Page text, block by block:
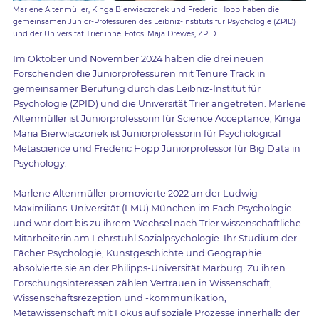
Marlene Altenmüller, Kinga Bierwiaczonek und Frederic Hopp haben die
gemeinsamen Junior-Professuren des Leibniz-Instituts für Psychologie (ZPID)
und der Universität Trier inne. Fotos: Maja Drewes, ZPID
Im Oktober und November 2024 haben die drei neuen
Forschenden die Juniorprofessuren mit Tenure Track in
gemeinsamer Berufung durch das Leibniz-Institut für
Psychologie (ZPID) und die Universität Trier angetreten. Marlene
Altenmüller ist Juniorprofessorin für Science Acceptance, Kinga
Maria Bierwiaczonek ist Juniorprofessorin für Psychological
Metascience und Frederic Hopp Juniorprofessor für Big Data in
Psychology.
Marlene Altenmüller promovierte 2022 an der Ludwig-
Maximilians-Universität (LMU) München im Fach Psychologie
und war dort bis zu ihrem Wechsel nach Trier wissenschaftliche
Mitarbeiterin am Lehrstuhl Sozialpsychologie. Ihr Studium der
Fächer Psychologie, Kunstgeschichte und Geographie
absolvierte sie an der Philipps-Universität Marburg. Zu ihren
Forschungsinteressen zählen Vertrauen in Wissenschaft,
Wissenschaftsrezeption und -kommunikation,
Metawissenschaft mit Fokus auf soziale Prozesse innerhalb der